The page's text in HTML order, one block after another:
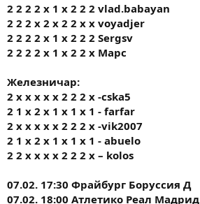
2 2 2 2 х 1 х 2 2 2 vlad.babayan
2 2 2 х 2 х 2 2 х х voyadjer
2 2 2 2 х 1 х 2 2 2 Sergsv
2 2 2 2 х 1 х 2 2 х Марс
Железничар:
2 x x x x x 2 2 2 x -cska5
2 1 x 2 x 1 x 1 x 1 - farfar
2 x x x x x 2 2 2 x -vik2007
2 1 x 2 x 1 x 1 x 1 - abuelo
2 2 x x x x 2 2 2 x – kolos
07.02. 17:30 Фрайбург Боруссия Д
07.02. 18:00 Атлетико Реал Мадрид